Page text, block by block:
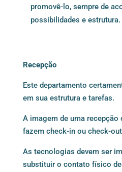
promovê-lo, sempre de
possibilidades e estrutura.
Recepção
Este departamento
em sua estrutura e tarefas.
A imagem de uma
fazem check-in ou check-
As tecnologias devem ser
substituir o contato físico